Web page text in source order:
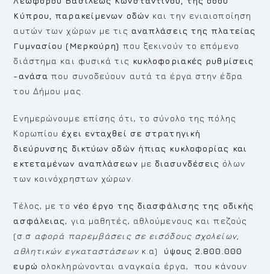
Κύπρου, παρακείμενων οδών και την ενιαιοποίηση
αυτών των χώρων με τις αναπλάσεις της πλατείας
Γυμνασίου (Μερκούρη) που ξεκινούν το επόμενο
διάστημα και φυσικά τις κυκλοφοριακές ρυθμίσεις
-ανάσαπου συνοδεύουν αυτά τα έργα στην έδρα
του Δήμου μας.
Ενημερώνουμε επίσης ότι, το σύνολο της πόλης
Κορωπίου έχει ενταχθεί σε στρατηγική
διεύρυνσης δικτύων οδών ήπιας κυκλοφορίας και
εκτεταμένων αναπλάσεων μεδιασυνδέσεις όλων
των κοινόχρηστων χώρων.
Τέλος, με το νέο έργο της διασφάλισης της οδικής
ασφάλειας, για μαθητές, αθλούμενους και πεζούς
(σ.σ αφορά παρεμβάσεις σε εισόδους σχολείων,
αθλητικών εγκαταστάσεωνκ.α)ύψους 2.800.000
ευρώ ολοκληρώνονται αναγκαία έργα, που κάνουν